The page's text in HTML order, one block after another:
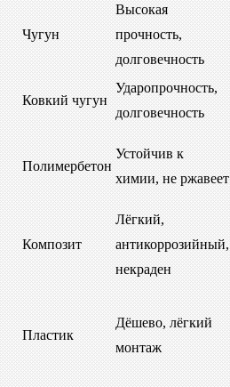
Чугун
Высокая
прочность,
долговечность
Ковкий чугун
Ударопрочность,
долговечность
Полимербетон
Устойчив к
химии, не ржавеет
Композит
Лёгкий,
антикоррозийный,
некраден
Пластик
Дёшево, лёгкий
монтаж